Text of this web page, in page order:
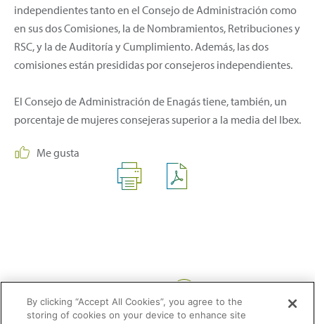
independientes tanto en el Consejo de Administración como
en sus dos Comisiones, la de Nombramientos, Retribuciones y
RSC, y la de Auditoría y Cumplimiento. Además, las dos
comisiones están presididas por consejeros independientes.
El Consejo de Administración de Enagás tiene, también, un
porcentaje de mujeres consejeras superior a la media del Ibex.
Me gusta
By clicking “Accept All Cookies”, you agree to the
storing of cookies on your device to enhance site